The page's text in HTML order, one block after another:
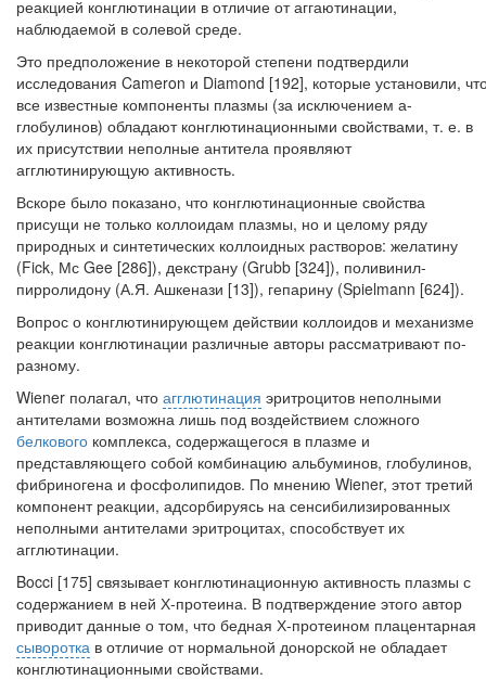
реакцией конглютинации в от­личие от аггаютинации,
наблюдаемой в солевой среде.
Это предположение в некоторой степени подтвердили
исследования Cameron и Diamond [192], которые установили,
все известные компоненты плаз­мы (за исключением а-
глобулинов) обладают конглютинационными свойства­ми, т. е. в
их присутствии неполные антитела проявляют
агглютинирующую ак­тивность.
Вскоре было показано, что конглютинационные свойства
присущи не только коллоидам плазмы, но и целому ряду
природных и синтетических коллоидных растворов: желатину
(Fick, Мс Gee [286]), декстрану (Grubb [324]), поливинил-
пирролидону (А.Я. Ашкенази [13]), гепарину (Spielmann [624]).
Вопрос о конглютинирующем действии коллоидов и механизме
реакции конглютинации различные авторы рассматривают по-
разному.
Wiener полагал, что агглютинация эритроцитов неполными
антителами воз­можна лишь под воздействием сложного
белкового комплекса, содержащегося в плазме и
представляющего собой комбинацию альбуминов, глобулинов,
фи­бриногена и фосфолипидов. По мнению Wiener, этот третий
компонент реак­ции, адсорбируясь на сенсибилизированных
неполными антителами эритроци­тах, способствует их
агглютинации.
Bocci [175] связывает конглютинационную активность плазмы с
содержани­ем в ней Х-протеина. В подтверждение этого автор
приводит данные о том, что бедная Х-протеином плацентарная
сыворотка в отличие от нормальной донор­ской не обладает
конглютинационными свойствами.